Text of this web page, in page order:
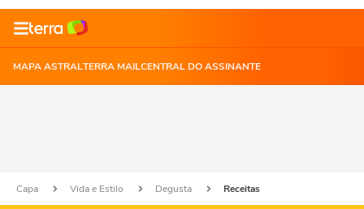
MAPA ASTRALTERRA MAILCENTRAL DO ASSINANTE
Capa Vida e Estilo Degusta Receitas